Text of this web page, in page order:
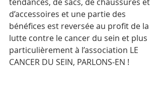
d’accessoires et une partie des
bénéfices est reversée au profit de la
lutte contre le cancer du sein et plus
particulièrement à l’association LE
CANCER DU SEIN, PARLONS-EN !